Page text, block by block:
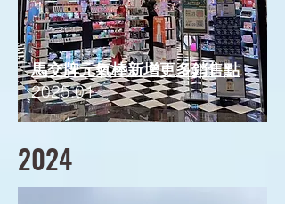
馬交牌元氣棒新增更多銷售點
2025.01
2024